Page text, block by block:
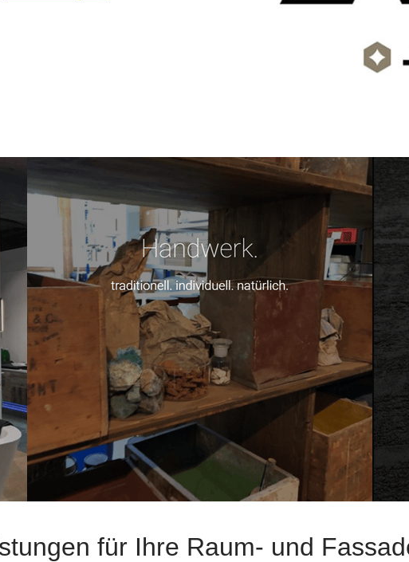
für Ihre Raum- und